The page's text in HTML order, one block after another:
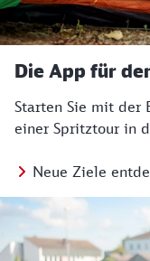
Die App für
Starten Sie mit der
einer Spritztour in
Neue Ziele